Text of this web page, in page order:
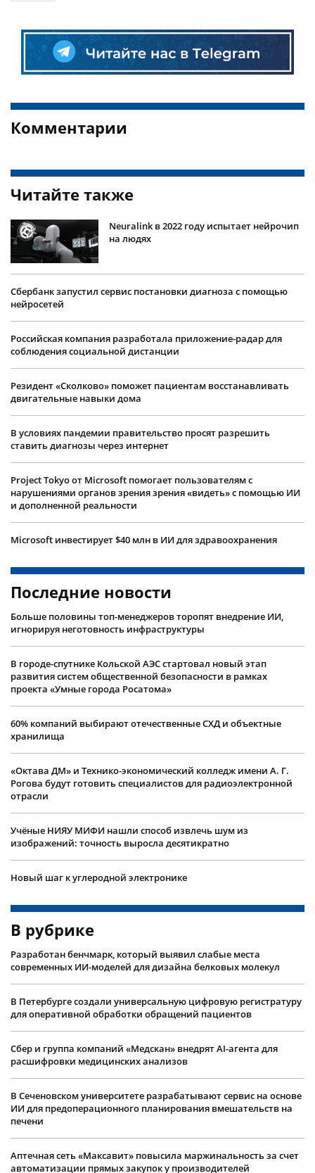
Комментарии
Читайте также
Neuralink в 2022 году испытает нейрочип
на людях
Сбербанк запустил сервис постановки диагноза с помощью
нейросетей
Российская компания разработала приложение-радар для
соблюдения социальной дистанции
Резидент «Сколково» поможет пациентам восстанавливать
двигательные навыки дома
В условиях пандемии правительство просят разрешить
ставить диагнозы через интернет
Project Tokyo от Microsoft помогает пользователям с
нарушениями органов зрения зрения «видеть» с помощью ИИ
и дополненной реальности
Microsoft инвестирует $40 млн в ИИ для здравоохранения
Последние новости
Больше половины топ-менеджеров торопят внедрение ИИ,
игнорируя неготовность инфраструктуры
В городе-спутнике Кольской АЭС стартовал новый этап
развития систем общественной безопасности в рамках
проекта «Умные города Росатома»
60% компаний выбирают отечественные СХД и объектные
хранилища
«Октава ДМ» и Технико-экономический колледж имени А. Г.
Рогова будут готовить специалистов для радиоэлектронной
отрасли
Учëные НИЯУ МИФИ нашли способ извлечь шум из
изображений: точность выросла десятикратно
Новый шаг к углеродной электронике
В рубрике
Разработан бенчмарк, который выявил слабые места
современных ИИ-моделей для дизайна белковых молекул
В Петербурге создали универсальную цифровую регистратуру
для оперативной обработки обращений пациентов
Сбер и группа компаний «Медскан» внедрят AI-агента для
расшифровки медицинских анализов
В Сеченовском университете разрабатывают сервис на основе
ИИ для предоперационного планирования вмешательств на
печени
Аптечная сеть «Максавит» повысила маржинальность за счет
автоматизации прямых закупок у производителей